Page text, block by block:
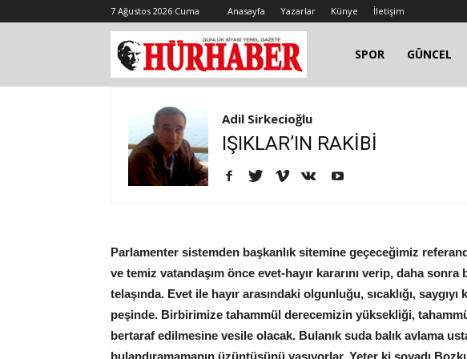
7 Ağustos 2026 Cuma Anasayfa Yazarlar Künye İletişim
SPOR GÜNCEL
Adil Sirkecioğlu
IŞIKLAR’IN RAKİBİ
Parlamenter sistemden başkanlık sitemine geçeceğimiz
ve temiz vatandaşım önce evet-hayır kararını verip, daha sonra
telaşında. Evet ile hayır arasındaki olgunluğu, sıcaklığı,
peşinde. Birbirimize tahammül derecemizin yüksekliği,
bertaraf edilmesine vesile olacak. Bulanık suda balık avlama